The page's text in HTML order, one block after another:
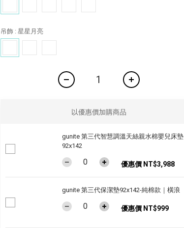
吊飾 : 星星月亮
以優惠價加購商品
gunite 第三代智慧調溫天絲親水棉嬰兒床墊
92x142
優惠價 NT$3,988
gunite 第三代保潔墊92x142-純棉款｜橫浪
優惠價 NT$999